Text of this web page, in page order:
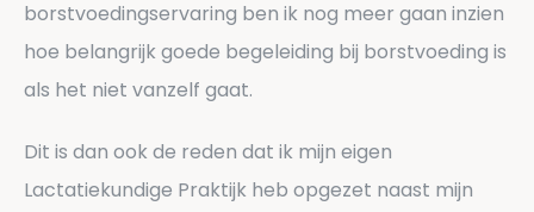
borstvoedingservaring ben ik nog meer gaan inzien
hoe belangrijk goede begeleiding bij borstvoeding is
als het niet vanzelf gaat.
Dit is dan ook de reden dat ik mijn eigen
Lactatiekundige Praktijk heb opgezet naast mijn